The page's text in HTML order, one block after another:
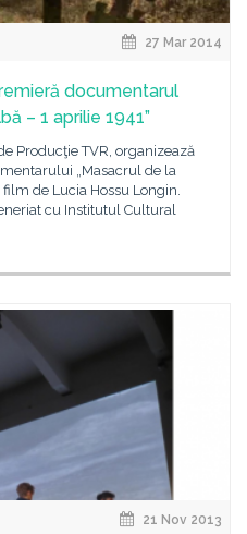
27 Mar 2014
documentarul
– 1 aprilie 1941”
Producţie TVR, organizează
„Masacrul de la
film de Lucia Hossu Longin.
cu Institutul Cultural
21 Nov 2013